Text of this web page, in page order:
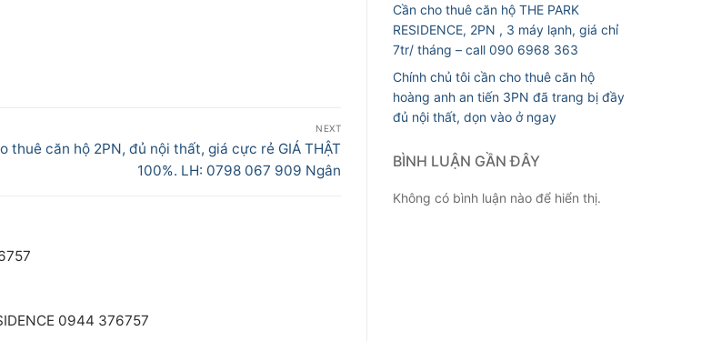
NEXT
thuê căn hộ 2PN, đủ nội thất, giá cực rẻ GIÁ THẬT
100%. LH: 0798 067 909 Ngân
0944 376757
Cần cho thuê căn hộ THE PARK
RESIDENCE, 2PN , 3 máy lạnh, giá chỉ
7tr/ tháng – call 090 6968 363
Chính chủ tôi cần cho thuê căn hộ
hoàng anh an tiến 3PN đã trang bị đầy
đủ nội thất, dọn vào ở ngay
BÌNH LUẬN GẦN ĐÂY
Không có bình luận nào để hiển thị.